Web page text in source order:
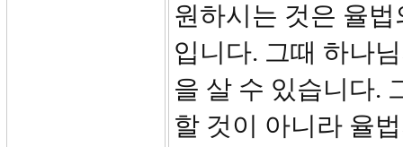
원하시는 것은 율
입니다. 그때 하나
을 살 수 있습니다.
할 것이 아니라 율